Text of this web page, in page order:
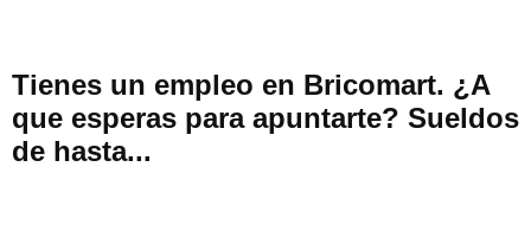
Tienes un empleo en Bricomart. ¿A
que esperas para apuntarte? Sueldos
de hasta...